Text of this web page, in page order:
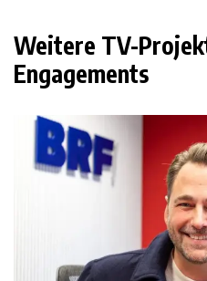
Weitere TV-
Engagements